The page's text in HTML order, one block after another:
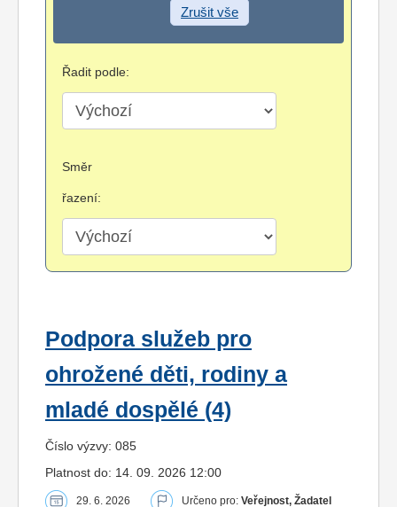
Zrušit vše
Řadit podle:
Směr
řazení:
Podpora služeb pro
ohrožené děti, rodiny a
mladé dospělé (4)
Číslo výzvy: 085
Platnost do: 14. 09. 2026 12:00
29. 6. 2026 Určeno pro: Veřejnost, Žadatel